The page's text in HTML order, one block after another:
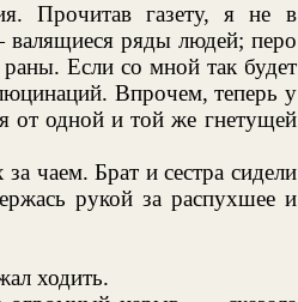
Прочитав газету, я не в
валящиеся ряды людей; перо
Если со мной так будет
Впрочем, теперь у
от одной и той же гнетущей
чаем. Брат и сестра сидели
рукой за распухшее и
ходить.